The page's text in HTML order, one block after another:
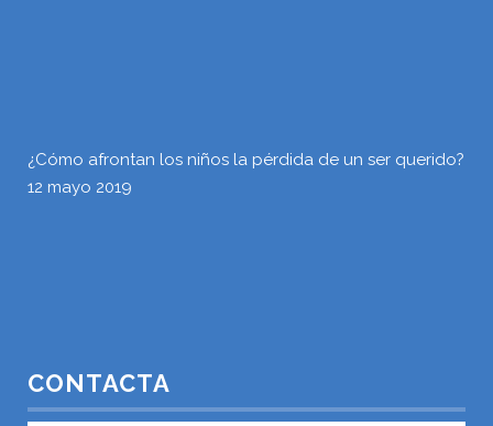
¿Cómo afrontan los niños la pérdida de un ser querido?
12 mayo 2019
CONTACTA